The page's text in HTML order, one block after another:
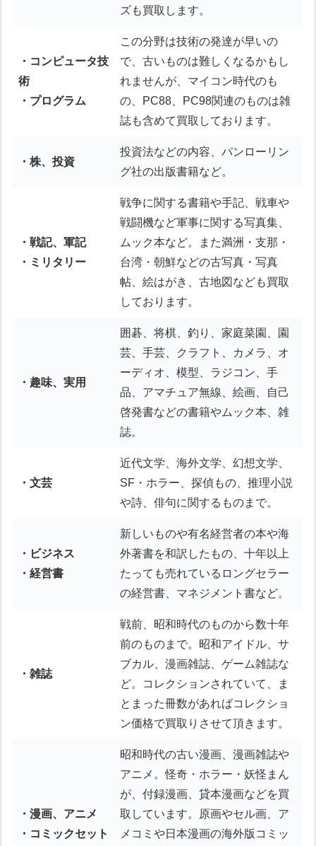
ズも買取します。
・コンピュータ技
術
・プログラム
この分野は技術の発達が早いの
で、古いものは難しくなるかもし
れませんが、マイコン時代のも
の、PC88、PC98関連のものは雑
誌も含めて買取しております。
・株、投資
投資法などの内容、パンローリン
グ社の出版書籍など。
・戦記、軍記
・ミリタリー
戦争に関する書籍や手記、戦車や
戦闘機など軍事に関する写真集、
ムック本など。また満洲・支那・
台湾・朝鮮などの古写真・写真
帖、絵はがき、古地図なども買取
しております。
・趣味、実用
囲碁、将棋、釣り、家庭菜園、園
芸、手芸、クラフト、カメラ、オ
ーディオ、模型、ラジコン、手
品、アマチュア無線、絵画、自己
啓発書などの書籍やムック本、雑
誌。
・文芸
近代文学、海外文学、幻想文学、
SF・ホラー、探偵もの、推理小説
や詩、俳句に関するものまで。
・ビジネス
・経営書
新しいものや有名経営者の本や海
外著書を和訳したもの、十年以上
たっても売れているロングセラー
の経営書、マネジメント書など。
・雑誌
戦前、昭和時代のものから数十年
前のものまで。昭和アイドル、サ
ブカル、漫画雑誌、ゲーム雑誌な
ど。コレクションされていて、ま
とまった冊数があればコレクショ
ン価格で買取りさせて頂きます。
・漫画、アニメ
・コミックセット
昭和時代の古い漫画、漫画雑誌や
アニメ。怪奇・ホラー・妖怪まん
が、付録漫画、貸本漫画などを買
取しています。原画やセル画、ア
メコミや日本漫画の海外版コミッ